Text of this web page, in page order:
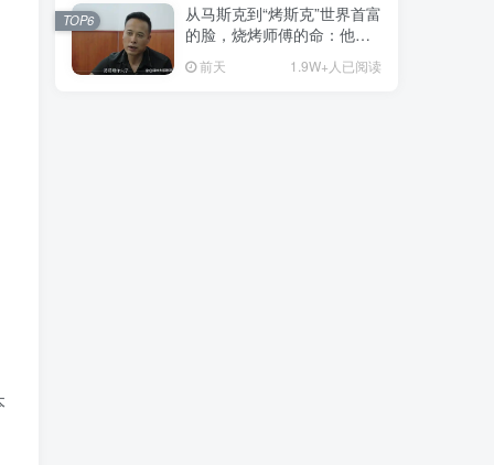
从马斯克到“烤斯克”世界首富
的脸，烧烤师傅的命：他靠
前天 1.9W+人已阅读
TOP6